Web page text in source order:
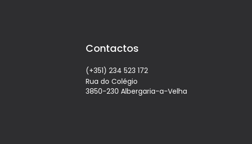
Contactos
(+351) 234 523 172
Rua do Colégio
3850-230 Albergaria-a-Velha